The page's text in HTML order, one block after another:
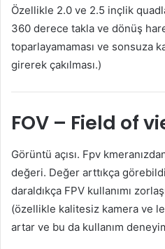
Özellikle 2.0 ve 2.5 inçlik
360 derece takla ve dönüş
toparlayamaması ve sonsuza
girerek çakılması.)
FOV – Field of
Görüntü açısı. Fpv
değeri. Değer arttıkça
daraldıkça FPV kullanımı
(özellikle kalitesiz kamera ve
artar ve bu da kullanım